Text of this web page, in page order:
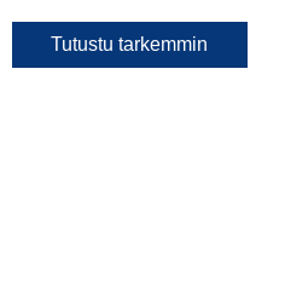
Tutustu tarkemmin